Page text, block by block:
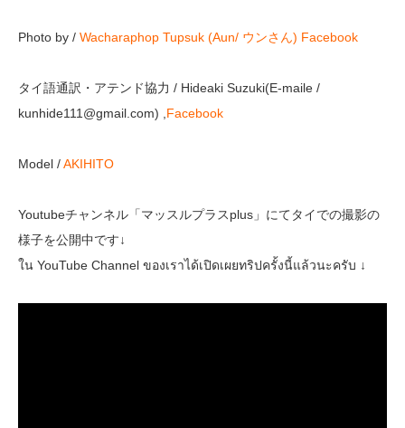
Photo by / Wacharaphop Tupsuk (Aun/ ウンさん) Facebook
タイ語通訳・アテンド協力 / Hideaki Suzuki(E-maile /
kunhide111@gmail.com) , Facebook
Model /AKIHITO
Youtubeチャンネル「マッスルプラスplus」にてタイでの撮影の
様子を公開中です↓
ใน YouTube Channel ของเราได้เปิดเผยทริปครั้งนี้แล้วนะครับ ↓